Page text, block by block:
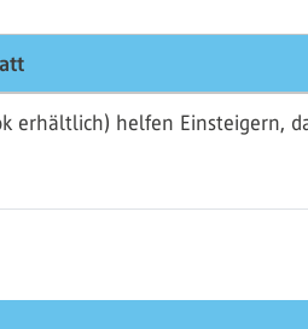
erhältlich) helfen Einsteigern,